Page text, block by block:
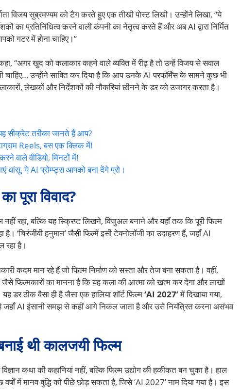
विजय सुब्रमण्यम को टैग करते हुए एक तीखी पोस्ट लिखी। उन्होंने लिखा, “ये
का प्रतिनिधित्व करने वाली कंपनी का नेतृत्व करते हैं और अब AI द्वारा निर्मित
गटर में होना चाहिए।”
“अगर खुद को कलाकार कहने वाले व्यक्ति में रीढ़ है तो उन्हें विजय से सवाल
चाहिए… उन्होंने साबित कर दिया है कि आप उनके AI परफॉर्मेंस के सामने कुछ भी
लेखकों और निर्देशकों की नौकरियां छीनने के डर को उजागर करता है।
सीक्रेट तरीका जानते हैं आप?
Reels, बस एक क्लिक में!
वाले वीडियो, मिनटों में!
धांसू, ये AI प्रोम्प्ट्स आपको बना देंगे प्रो।
पूरा विवाद?
रहा, बल्कि यह स्क्रिप्ट लिखने, विजुअल बनाने और यहाँ तक कि पूरी फिल्म
है। ‘चिरंजीवी हनुमान’ जैसी फिल्में इसी टेक्नोलॉजी का उदाहरण हैं, जहाँ AI
रहा है।
कदम मान रहे हैं जो फिल्म निर्माण को सस्ता और तेज बना सकता है। वहीं,
जैसे फिल्मकारों का मानना है कि यह कला की आत्मा को खत्म कर देगा और लाखों
डर ठीक वैसा ही है जैसा एक हालिया शॉर्ट फिल्म‘AI 2027’में दिखाया गया,
जहाँ AI इंसानी समझ से कहीं आगे निकल जाता है और उसे नियंत्रित करना असंभव
थी कालजयी फिल्म
कथा की कहानियां नहीं, बल्कि फिल्म उद्योग की हकीकत बन चुका है। हाल
वर्षों में मानव बुद्धि को पीछे छोड़ सकता है, जिसे ‘AI 2027’ नाम दिया गया है। इस